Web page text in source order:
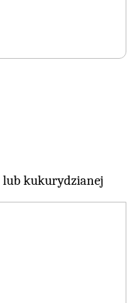
lub kukurydzianej